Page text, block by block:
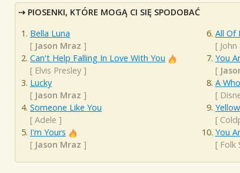
PIOSENKI, KTÓRE MOGĄ CI SIĘ SPODOBAĆ
Bella Luna
[ Jason Mraz ]
Can't Help Falling In Love With You
[ Elvis Presley ]
Lucky
[ Jason Mraz ]
Someone Like You
[ Adele ]
I'm Yours
[ Jason Mraz ]
All Of
[
You
[
A
[
Yellow
[
You
[ Folk